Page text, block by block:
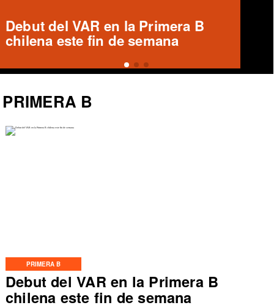
PRIMERA B
Debut del VAR en la Primera B
chilena este fin de semana
Ronald Fuentes habla sobre caso
Enzo Riquelme y Ángelo Araos
PRIMERA B